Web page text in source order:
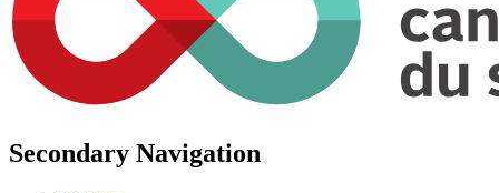
Secondary Navigation